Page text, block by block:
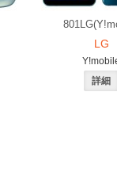
LG